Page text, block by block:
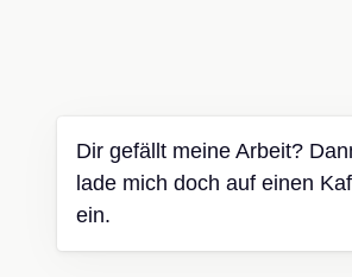
Dir gefällt meine Arbeit?
lade mich doch auf einen
ein.